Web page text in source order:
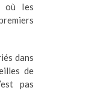
où les
dans
de
pas